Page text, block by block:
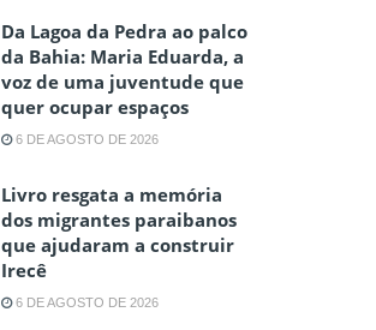
Da Lagoa da Pedra ao palco
da Bahia: Maria Eduarda, a
voz de uma juventude que
quer ocupar espaços
6 DE AGOSTO DE 2026
Livro resgata a memória
dos migrantes paraibanos
que ajudaram a construir
Irecê
6 DE AGOSTO DE 2026